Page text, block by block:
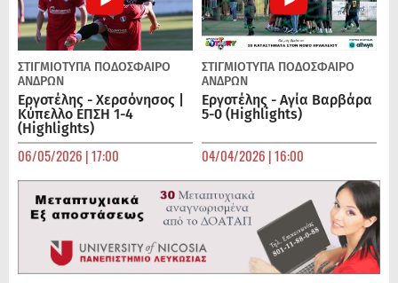
ΣΤΙΓΜΙΟΤΥΠΑ ΠΟΔΌΣΦΑΙΡΟ
ΑΝΔΡΏΝ
Εργοτέλης - Χερσόνησος |
Κύπελλο ΕΠΣΗ 1-4
(Highlights)
06/05/2026 | 17:00
ΣΤΙΓΜΙΟΤΥΠΑ ΠΟΔΌΣΦΑΙΡΟ
ΑΝΔΡΏΝ
Εργοτέλης - Αγία Βαρβάρα
5-0 (Highlights)
04/04/2026 | 16:00